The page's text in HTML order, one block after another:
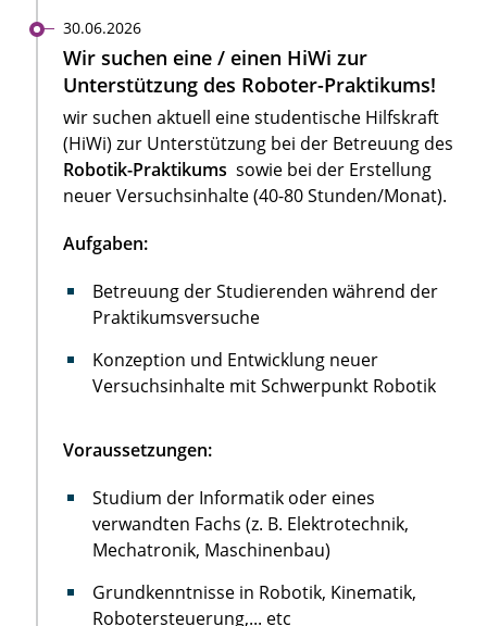
30.06.2026
Wir suchen eine / einen HiWi zur
Unterstützung des Roboter-Praktikums!
wir suchen aktuell eine studentische Hilfskraft
(HiWi) zur Unterstützung bei der Betreuung des
Robotik-Praktikums sowie bei der Erstellung
neuer Versuchsinhalte (40-80 Stunden/Monat).
Aufgaben:
Betreuung der Studierenden während der
Praktikumsversuche
Konzeption und Entwicklung neuer
Versuchsinhalte mit Schwerpunkt Robotik
Voraussetzungen:
Studium der Informatik oder eines
verwandten Fachs (z. B. Elektrotechnik,
Mechatronik, Maschinenbau)
Grundkenntnisse in Robotik, Kinematik,
Robotersteuerung,... etc